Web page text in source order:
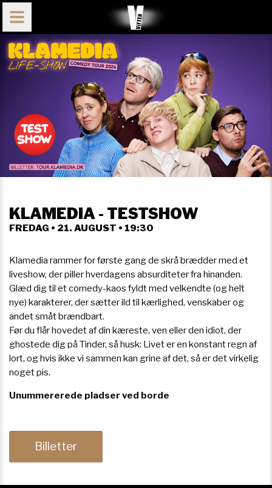
KLAMEDIA - TESTSHOW
FREDAG • 21. AUGUST • 19:30
Klamedia rammer for første gang de skrå brædder med et
liveshow, der piller hverdagens absurditeter fra hinanden.
Glæd dig til et comedy-kaos fyldt med velkendte (og helt
nye) karakterer, der sætter ild til kærlighed, venskaber og
andet småt brændbart.
Før du flår hovedet af din kæreste, ven eller den idiot, der
ghostede dig på Tinder, så husk: Livet er en konstant regn af
lort, og hvis ikke vi sammen kan grine af det, så er det virkelig
noget pis.
Unummererede pladser ved borde
Billetter